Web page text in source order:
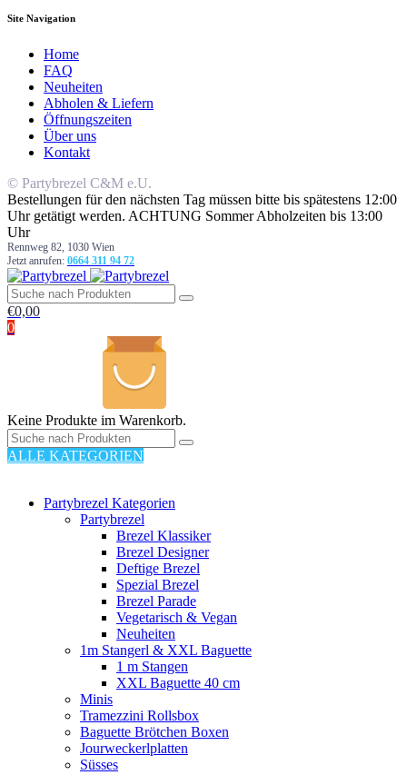
Site Navigation
Home
FAQ
Neuheiten
Abholen & Liefern
Öffnungszeiten
Über uns
Kontakt
© Partybrezel C&M e.U.
Bestellungen für den nächsten Tag müssen bitte bis spätestens 12:00
Uhr getätigt werden. ACHTUNG Sommer Abholzeiten bis 13:00
Uhr
Rennweg 82, 1030 Wien
Jetzt anrufen: 0664 311 94 72
€0,00
0
Keine Produkte im Warenkorb.
ALLE KATEGORIEN
Partybrezel Kategorien
Partybrezel
Brezel Klassiker
Brezel Designer
Deftige Brezel
Spezial Brezel
Brezel Parade
Vegetarisch & Vegan
Neuheiten
1m Stangerl & XXL Baguette
1 m Stangen
XXL Baguette 40 cm
Minis
Tramezzini Rollsbox
Baguette Brötchen Boxen
Jourweckerlplatten
Süsses